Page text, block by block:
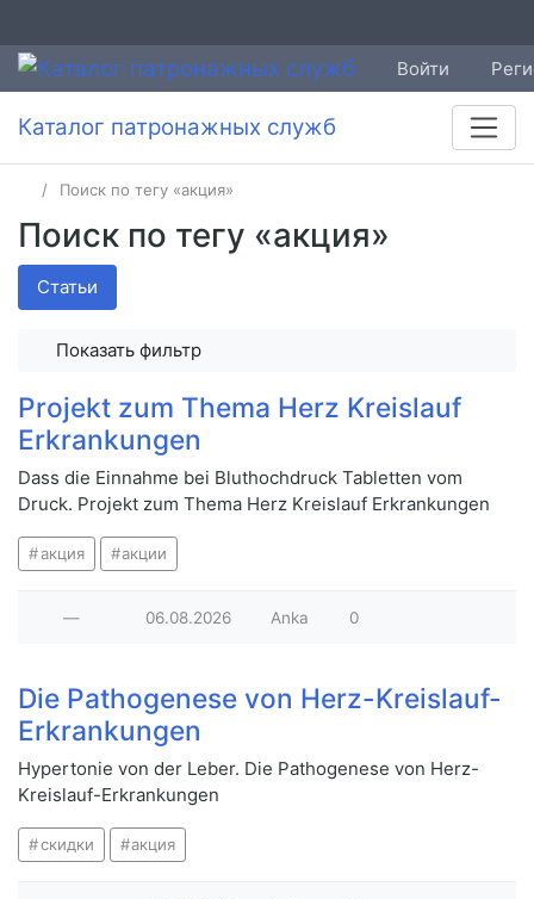
Войти
Каталог патронажных служб
Поиск по тегу «акция»
Поиск по тегу «акция»
Статьи
Показать фильтр
Projekt zum Thema Herz Kreislauf
Erkrankungen
Dass die Einnahme bei Bluthochdruck Tabletten vom
Druck. Projekt zum Thema Herz Kreislauf Erkrankungen
акция акции
— 06.08.2026 Anka 0
Die Pathogenese von Herz-Kreislauf-
Erkrankungen
Hypertonie von der Leber. Die Pathogenese von Herz-
Kreislauf-Erkrankungen
скидки акция